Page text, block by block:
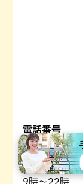
電話番号
098-932-
開園時間
9時～22時